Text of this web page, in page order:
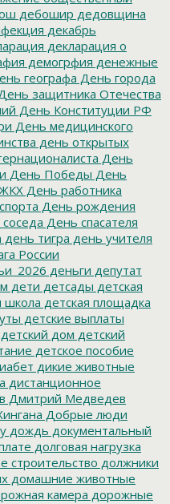
дебошир дедовщина
декабрь
декларация о
демогрфия денежные
географа День города
защитника Отечества
День Конституции РФ
День медицинского
день открытых
День
День Победы День
День работника
День рождения
День спасателя
день тигра день учителя
России
деньги депутат
дети детсады детская
школа детская площадка
детские выплаты
детский дом детский
детское пособие
дикие животные
дистанционное
Дмитрий Медведев
Добрые люди
дождь документальный
долговая нагрузка
строительство должники
домашние животные
камера дорожные